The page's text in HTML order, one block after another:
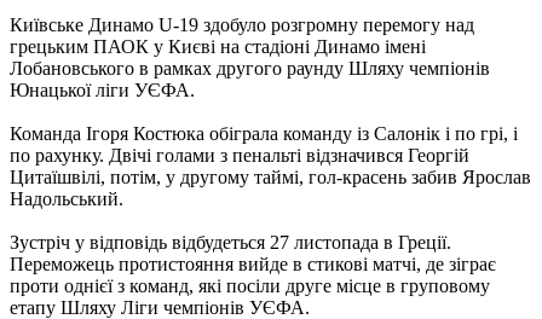
Київське Динамо U-19 здобуло розгромну перемогу над
грецьким ПАОК у Києві на стадіоні Динамо імені
Лобановського в рамках другого раунду Шляху чемпіонів
Юнацької ліги УЄФА.
Команда Ігоря Костюка обіграла команду із Салонік і по грі, і
по рахунку. Двічі голами з пенальті відзначився Георгій
Цитаїшвілі, потім, у другому таймі, гол-красень забив Ярослав
Надольський.
Зустріч у відповідь відбудеться 27 листопада в Греції.
Переможець протистояння вийде в стикові матчі, де зіграє
проти однієї з команд, які посіли друге місце в груповому
етапу Шляху Ліги чемпіонів УЄФА.